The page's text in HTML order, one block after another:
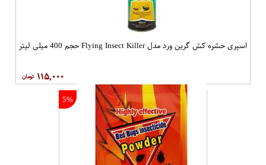
اسپری حشره کش گرین ورد مدل Flying Insect Killer حجم 400 میلی لیتر
۱۱۵,۰۰۰
5%